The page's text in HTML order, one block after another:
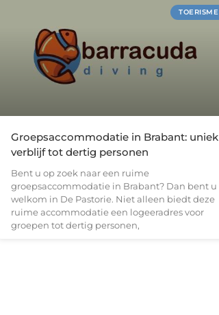
TOERISME
Groepsaccommodatie in Brabant: uniek
verblijf tot dertig personen
Bent u op zoek naar een ruime
groepsaccommodatie in Brabant? Dan bent u
welkom in De Pastorie. Niet alleen biedt deze
ruime accommodatie een logeeradres voor
groepen tot dertig personen,